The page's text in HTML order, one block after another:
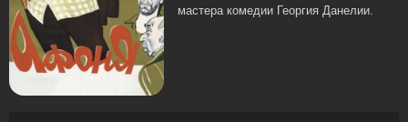
мастера комедии Георгия Данелии.